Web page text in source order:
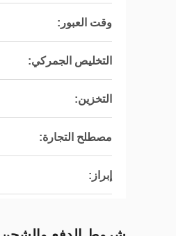
وقت العبور:
التخليص الجمركي:
التخزين:
مصطلح التجارة:
إبراز: